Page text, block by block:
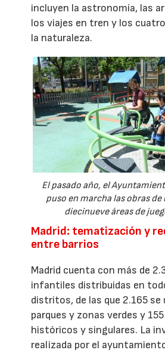
incluyen la astronomía, las
los viajes en tren y los
la naturaleza.
El pasado año, el
puso en marcha las obras
diecinueve áreas de
Madrid: tematización y
entre barrios
Madrid cuenta con más de
infantiles distribuidas en
distritos, de las que 2.165 se
parques y zonas verdes y
históricos y singulares. La
realizada por el